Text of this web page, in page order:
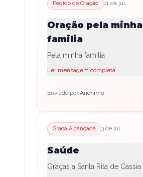
Pedido de Oração 11 de jul.
Oração pela minha
familia
Pela minha familia
Ler mensagem completa
Enviado porAnônimo
Graça Alcançada 3 de jul.
Saúde
Graças a Santa Rita de Cassia